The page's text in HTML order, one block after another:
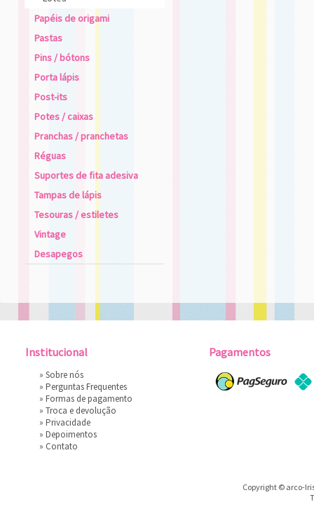
Papéis de origami
Pastas
Pins / bótons
Porta lápis
Post-its
Potes / caixas
Pranchas / pranchetas
Réguas
Suportes de fita adesiva
Tampas de lápis
Tesouras / estiletes
Vintage
Desapegos
Institucional
» Sobre nós
» Perguntas Frequentes
» Formas de pagamento
» Troca e devolução
» Privacidade
» Depoimentos
» Contato
Pagamentos
Copyright © arco-